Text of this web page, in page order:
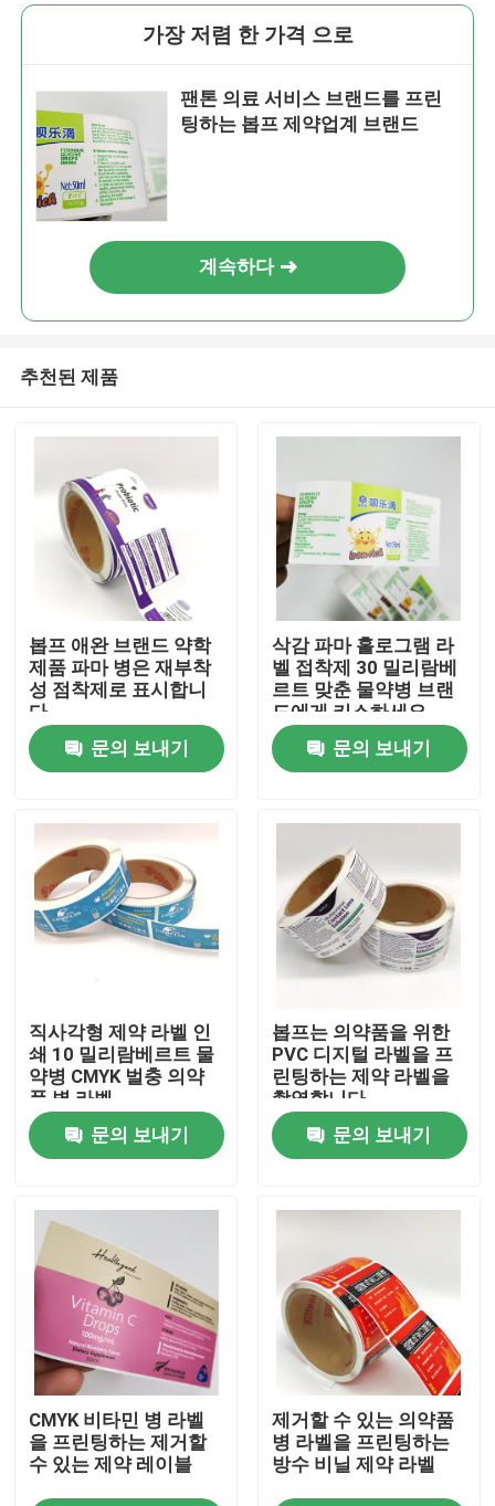
홈
회사 소개
제품 소개
점착성 라벨 스티커
라벨 스티커를 패키징하기
맞춘 소매 브랜드
식품 점착성 라벨
주류및음료 병 라벨
방수 화장용 브랜드
가장 저렴 한 가격 으로
팬톤 의료 서비스 브랜드를 프린
팅하는 봅프 제약업계 브랜드
계속하다
추천된 제품
봅프 애완 브랜드 약학
제품 파마 병은 재부착
성 점착제로 표시합니
다
문의 보내기
삭감 파마 홀로그램 라
벨 접착제 30 밀리람베
르트 맞춘 물약병 브랜
드에게 키스하세요
문의 보내기
직사각형 제약 라벨 인
쇄 10 밀리람베르트 물
약병 CMYK 벌충 의약
품 병 라벨
문의 보내기
봅프는 의약품을 위한
PVC 디지털 라벨을 프
린팅하는 제약 라벨을
촬영합니다
문의 보내기
CMYK 비타민 병 라벨
을 프린팅하는 제거할
수 있는 제약 레이블
제거할 수 있는 의약품
병 라벨을 프린팅하는
방수 비닐 제약 라벨